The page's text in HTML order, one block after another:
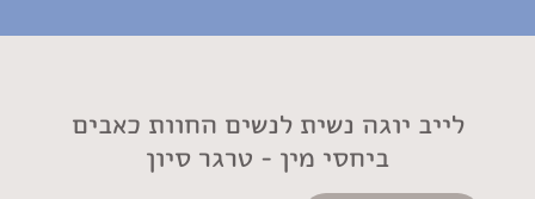
לייב יוגה נשית לנשים החוות כאבים
ביחסי מין - טרגר סיון